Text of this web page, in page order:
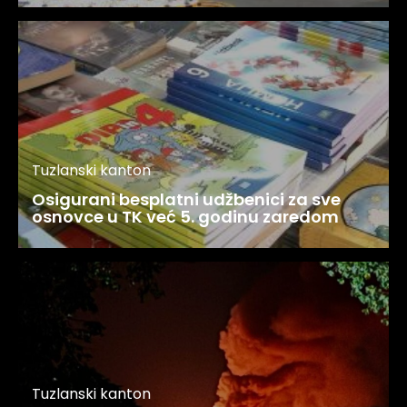
Tuzlanski kanton
Osigurani besplatni udžbenici za sve
osnovce u TK već 5. godinu zaredom
Tuzlanski kanton